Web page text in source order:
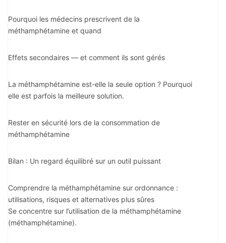
Pourquoi les médecins prescrivent de la
méthamphétamine et quand
Effets secondaires — et comment ils sont gérés
La méthamphétamine est-elle la seule option ? Pourquoi
elle est parfois la meilleure solution.
Rester en sécurité lors de la consommation de
méthamphétamine
Bilan : Un regard équilibré sur un outil puissant
Comprendre la méthamphétamine sur ordonnance :
utilisations, risques et alternatives plus sûres
Se concentre sur l’utilisation de la méthamphétamine
(méthamphétamine).